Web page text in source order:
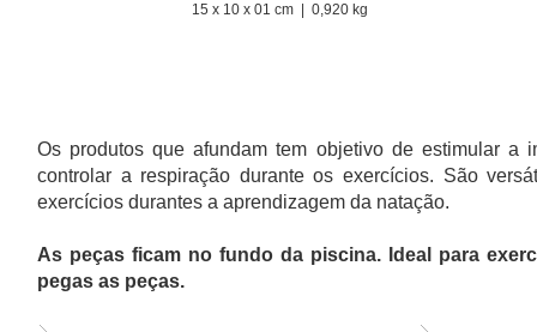
15 x 10 x 01 cm | 0,920 kg
Os produtos que afundam tem objetivo de estimular
controlar a respiração durante os exercícios. São
exercícios durantes a aprendizagem da natação.
As peças ficam no fundo da piscina. Ideal para
pegas as peças.